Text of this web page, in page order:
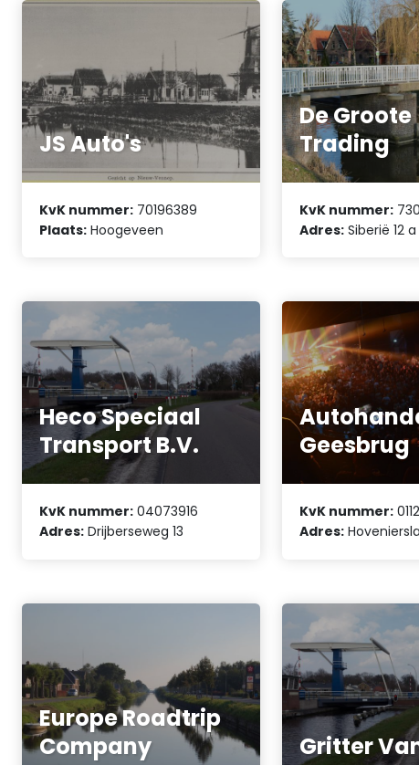
JS Auto's
KvK nummer: 70196389
Plaats: Hoogeveen
De Groote
Trading
KvK nummer:
Adres: Siberië 12 a
Heco Speciaal
Transport B.V.
KvK nummer: 04073916
Adres: Drijberseweg 13
Geesbrug
KvK nummer:
Adres:
Europe Roadtrip
Company
Gritter